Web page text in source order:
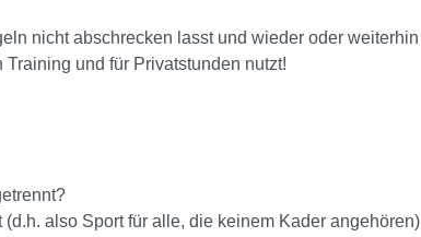
nicht abschrecken lasst und wieder oder weiterhin
und für Privatstunden nutzt!
also Sport für alle, die keinem Kader angehören)